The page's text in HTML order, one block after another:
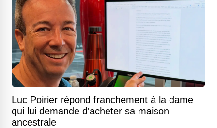
Luc Poirier répond franchement à la dame
qui lui demande d'acheter sa maison
ancestrale